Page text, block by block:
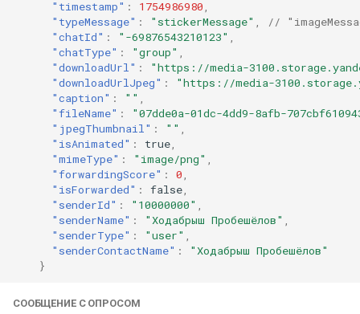
"timestamp" : 1754986980,
"typeMessage" : "stickerMessage" ,
//
"chatId" : "-69876543210123" ,
"chatType" : "group" ,
"downloadUrl" :
"https://media-
"downloadUrlJpeg" :
"https://media-
"caption" : "" ,
"fileName" :
"07dde0a-01dc-4dd9-8afb-
"jpegThumbnail" : "" ,
"isAnimated" : true,
"mimeType" : "image/png" ,
"forwardingScore" : 0,
"isForwarded" : false,
"senderId" : "10000000" ,
"senderName" : "Ходабрыш Пробешёлов" ,
"senderType" : "user" ,
"senderContactName" :
"Ходабрыш Пробешёлов"
}
СООБЩЕНИЕ С ОПРОСОМ